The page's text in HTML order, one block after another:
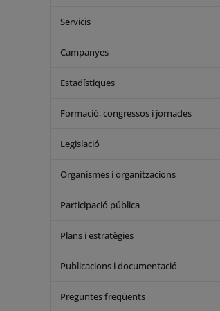
Servicis
Campanyes
Estadístiques
Formació, congressos i jornades
Legislació
Organismes i organitzacions
Participació pública
Plans i estratègies
Publicacions i documentació
Preguntes freqüents